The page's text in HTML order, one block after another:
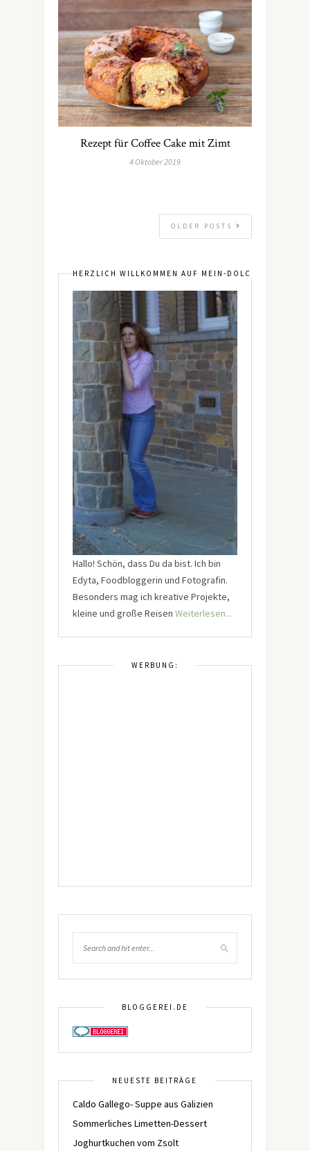
Rezept für Coffee Cake mit Zimt
4 Oktober 2019
OLDER POSTS
HERZLICH WILLKOMMEN AUF MEIN-DOLCEVITA.DE
Hallo! Schön, dass Du da bist. Ich bin
Edyta, Foodbloggerin und Fotografin.
Besonders mag ich kreative Projekte,
kleine und große Reisen Weiterlesen...
WERBUNG:
BLOGGEREI.DE
NEUESTE BEITRÄGE
Caldo Gallego- Suppe aus Galizien
Sommerliches Limetten-Dessert
Joghurtkuchen vom Zsolt